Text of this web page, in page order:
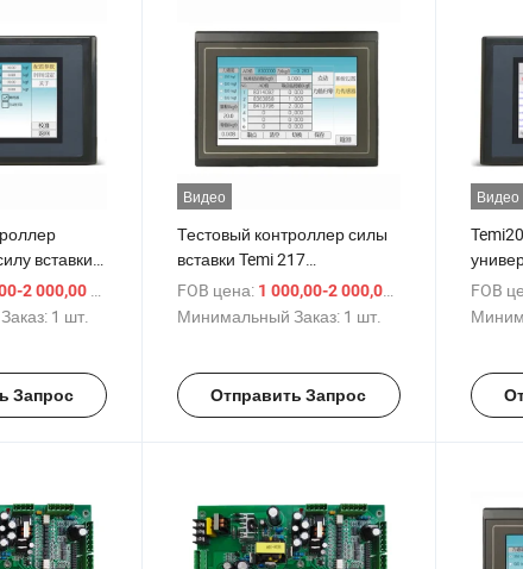
вставки
на
2 000,00 $
1 шт.
Запрос
Видео
Тестовый контроллер силы
вставки Temi 217
Оборудование для
тестирования силы
FOB цена: 1 000,00-2 000,00 $
Минимальный Заказ: 1 шт.
Отправить Запрос
Видео
FOB